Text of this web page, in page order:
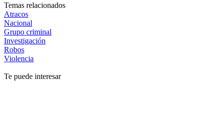
Temas relacionados
Atracos
Nacional
Grupo criminal
Investigación
Robos
Violencia
Te puede interesar